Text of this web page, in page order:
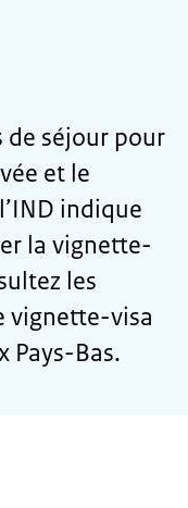
de séjour pour
et le
indique
la vignette-
les
vignette-visa
Pays-Bas.